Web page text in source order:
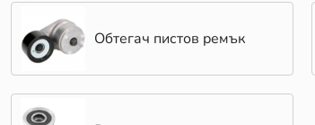
Обтегач пистов ремък